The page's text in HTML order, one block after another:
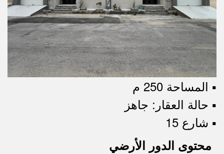
▪︎ المساحة 250 م
▪︎ حالة العقار: جاهز
▪︎ شارع 15
محتوى الدور الأرضي